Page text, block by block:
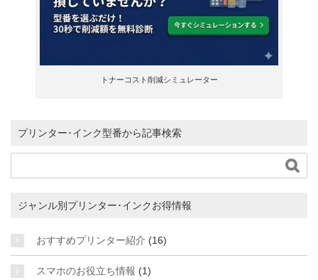
トナーコスト削減シミュレーター
プリンター･インク型番から記事検索

ジャンル別プリンター･インクお得情報
おすすめプリンター紹介 (16)
スマホのお役立ち情報 (1)